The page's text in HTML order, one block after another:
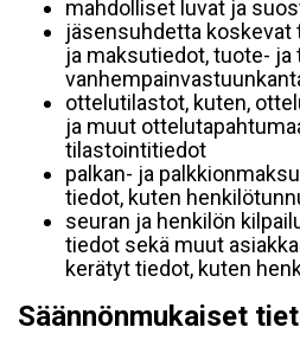
mahdolliset luvat ja
jäsensuhdetta koskevat
ja maksutiedot, tuote-
ottelutilastot, kuten,
ja muut
tilastointitiedot
palkan- ja
tiedot, kuten
seuran ja henkilön
tiedot sekä muut
kerätyt tiedot, kuten
Säännönmukaiset